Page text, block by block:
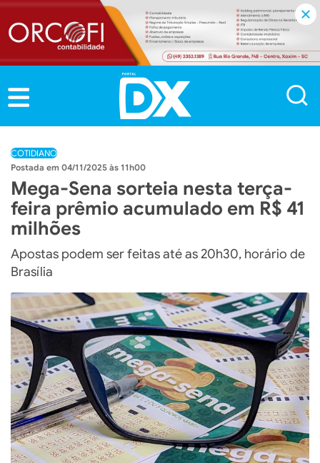
COTIDIANO
04/11/2025 às 11h00
Mega-Sena sorteia nesta terça-
feira prêmio acumulado em R$ 41
milhões
Apostas podem ser feitas até as 20h30, horário de
Brasília